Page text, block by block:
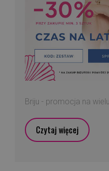
Briju - promocja na
Czytaj więcej